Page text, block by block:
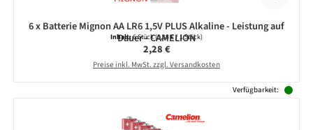
6 x Batterie Mignon AA LR6 1,5V PLUS Alkaline - Leistung auf
Dauer - CAMELION
Inhalt:6 Stück(0,38 € / 1 Stück)
Regulärer Preis:
2,28 €
Preise inkl. MwSt. zzgl. Versandkosten
Verfügbarkeit: